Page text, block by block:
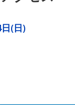
(日)